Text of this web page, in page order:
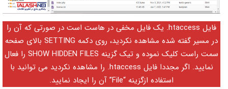
فایل htaccess. یک فایل مخفی در هاست است در صورتی که آن را
در مسیر گفته شده مشاهده نکردید، روی دکمه SETTING بالای صفحه
سمت راست کلیک نموده و تیک گزینه SHOW HIDDEN FILES را فعال
نمایید. اگر مجددا فایل htaccess. را مشاهده نکردید می توانید با
استفاده ازگزینه “File” آن را ایجاد نمایید.